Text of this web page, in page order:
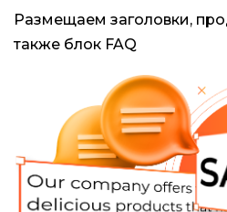
Размещаем заголовки,
также блок FAQ